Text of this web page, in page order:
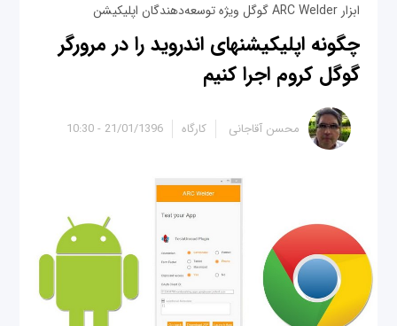
ابزار ARC Welder گوگل ویژه توسعه‌دهندگان اپلیکیشن
چگونه اپلیکیشن‎های اندروید را در مرورگر
گوگل کروم اجرا کنیم
21/01/1396 - 10:30 محسن آقاجانی کارگاه